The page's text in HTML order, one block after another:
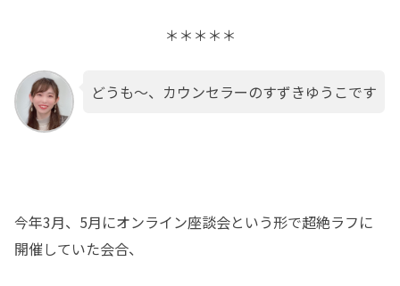
＊＊＊＊＊
どうも～、カウンセラーのすずきゆうこです
今年3月、5月にオンライン座談会という形で超絶ラフに
開催していた会合、